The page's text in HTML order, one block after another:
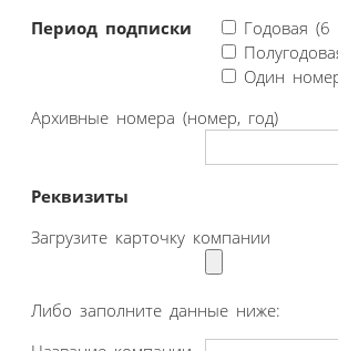
Период подписки
Годовая
Один
Архивные номера (номер, год)
Реквизиты
Загрузите карточку компании
Либо заполните данные ниже: